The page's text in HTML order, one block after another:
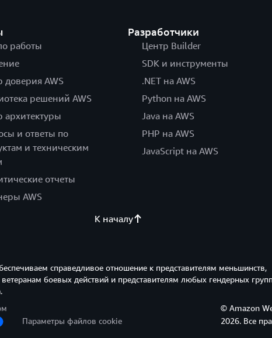
работы
доверия AWS
решений AWS
архитектуры
и ответы по
и техническим
отчеты
AWS
Разработчики
Центр Builder
SDK и инструменты
.NET на AWS
Python на AWS
Java на AWS
PHP на AWS
JavaScript на AWS
К началу
справедливое отношение к представителям меньшинств,
боевых действий и представителям любых гендерных
Параметры файлов cookie
© Amazon
2026. Все